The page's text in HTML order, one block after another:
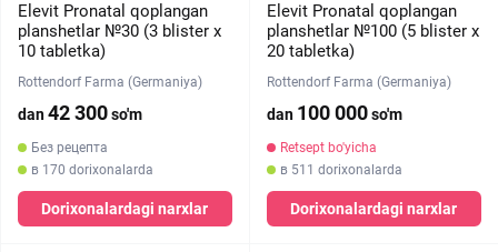
Elevit Pronatal qoplangan
planshetlar №30 (3 blister х
10 tabletka)
Rottendorf Farma (Germaniya)
dan42 300so'm
Без рецепта
в 170 dorixonalarda
Dorixonalardagi narxlar
Elevit Pronatal qoplangan
planshetlar №100 (5 blister х
20 tabletka)
Rottendorf Farma (Germaniya)
dan 100 000so'm
Retsept bo'yicha
в 511 dorixonalarda
Dorixonalardagi narxlar